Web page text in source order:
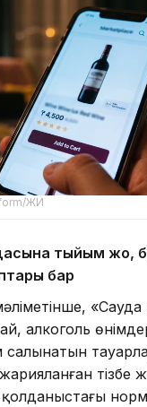
ЖИ
тыйым жоқ,
бар
алкоголь
салынатын
тізбе
қолданыстағы